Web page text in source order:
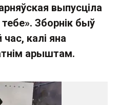
выпусціла
Зборнік быў
калі яна
арыштам.